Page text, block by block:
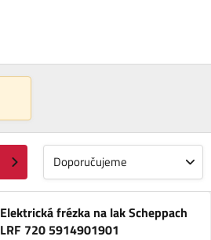
Doporučujeme
Elektrická frézka na lak Scheppach
LRF 720 5914901901